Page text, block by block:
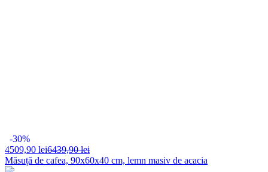
-30%
4509,90 lei6439,90 lei
Măsuță de cafea, 90x60x40 cm, lemn masiv de acacia